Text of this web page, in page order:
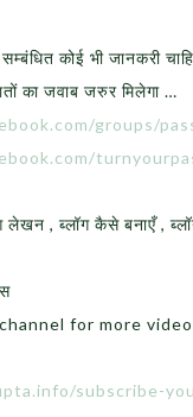
कोई भी जानकरी
का जवाब जरुर मिलेगा …
groups/
लेखन , ब्लॉग कैसे बनाएँ ,
for more
subscribe-